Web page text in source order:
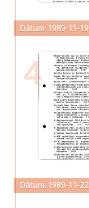
Dátum: 1989-11-19
4
Dátum: 1989-11-22